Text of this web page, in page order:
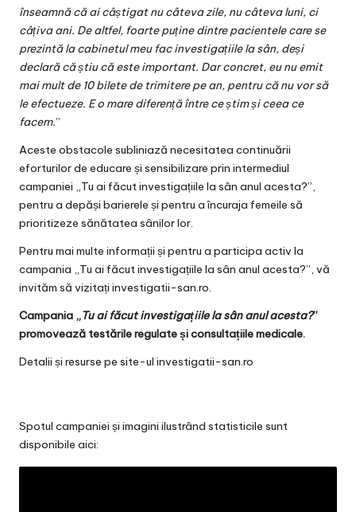
înseamnă că ai câștigat nu câteva zile, nu câteva luni, ci
câțiva ani. De altfel, foarte puține dintre pacientele care se
prezintă la cabinetul meu fac investigațiile la sân, deși
declarăcă știu că este important. Dar concret, eu nu emit
mai mult de 10 bilete de trimitere pe an, pentru că nu vor să
le efectueze. E o mare diferență între ce știm și ceea ce
facem.”
Aceste obstacole subliniază necesitatea continuării
eforturilor de educare și sensibilizare prin intermediul
campaniei „Tu ai făcut investigațiile la sân anul acesta?”,
pentru a depăși barierele și pentru a încuraja femeile să
prioritizeze sănătatea sânilor lor.
Pentru mai multe informații și pentru a participa activ la
campania „Tu ai făcut investigațiile la sân anul acesta?”, vă
invităm să vizitați investigatii-san.ro.
Campania „Tu ai făcut investigațiile la sân anul acesta?”
promovează testările regulate și consultațiile medicale.
Detalii și resurse pe site-ul investigatii-san.ro
Spotul campaniei și imagini ilustrând statisticile sunt
disponibile aici: